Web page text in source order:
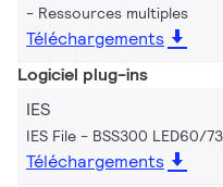
Ressources multiples
Téléchargements
Logiciel plug-ins
IES
IES File - BSS300 LED60/
Téléchargements